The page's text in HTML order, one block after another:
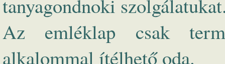
tanyagondnoki
Az emléklap csak
alkalommal ítélhető oda.